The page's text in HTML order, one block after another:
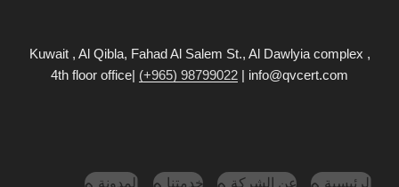
Kuwait , Al Qibla, Fahad Al Salem St., Al Dawlyia complex ,
4th floor office| (+965) 98799022 | info@qvcert.com
الرئيسية عن الشركة خدمتنا المدونة